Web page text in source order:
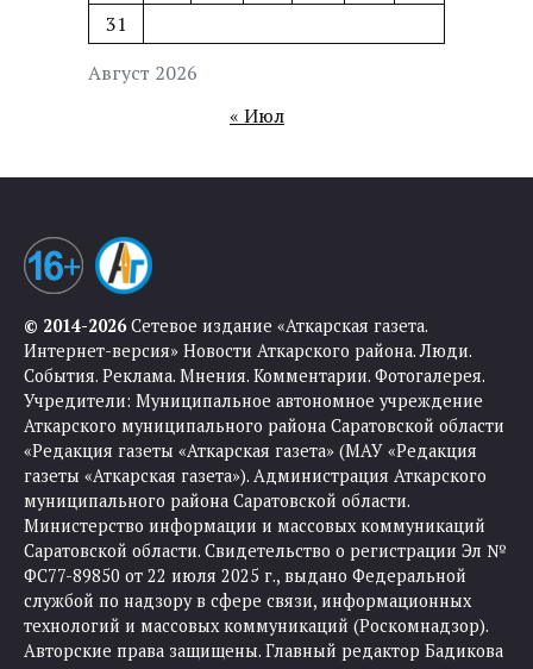
Август 2026
31
« Июл
© 2014-2026Сетевое издание «Аткарская газета.
Интернет-версия» Новости Аткарского района. Люди.
События. Реклама. Мнения. Комментарии. Фотогалерея.
Учредители: Муниципальное автономное учреждение
Аткарского муниципального района Саратовской области
«Редакция газеты «Аткарская газета» (МАУ «Редакция
газеты «Аткарская газета»). Администрация Аткарского
муниципального района Саратовской области.
Министерство информации и массовых коммуникаций
Саратовской области. Свидетельство о регистрации Эл №
ФС77-89850 от 22 июля 2025 г., выдано Федеральной
службой по надзору в сфере связи, информационных
технологий и массовых коммуникаций (Роскомнадзор).
Авторские права защищены. Главный редактор Бадикова